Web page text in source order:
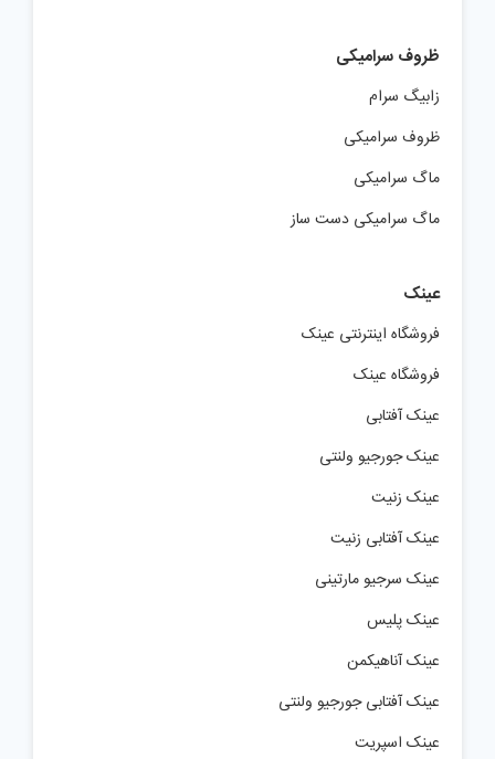
ظروف سرامیکی
زابیگ سرام
ظروف سرامیکی
ماگ سرامیکی
ماگ سرامیکی دست ساز
عینک
فروشگاه اینترنتی عینک
فروشگاه عینک
عینک آفتابی
عینک جورجیو ولنتی
عینک زنیت
عینک آفتابی زنیت
عینک سرجیو مارتینی
عینک پلیس
عینک آناهیکمن
عینک آفتابی جورجیو ولنتی
عینک اسپریت